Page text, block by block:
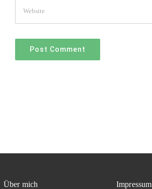
Über mich Impressum